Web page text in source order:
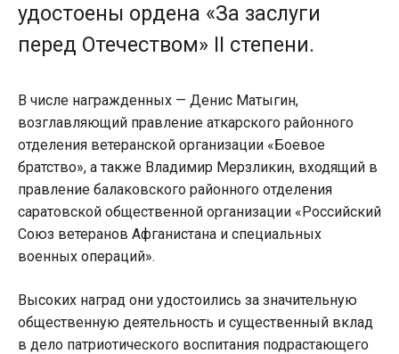
удостоены ордена «За заслуги
перед Отечеством» II степени.
В числе награжденных — Денис Матыгин,
возглавляющий правление аткарского районного
отделения ветеранской организации «Боевое
братство», а также Владимир Мерзликин, входящий в
правление балаковского районного отделения
саратовской общественной организации «Российский
Союз ветеранов Афганистана и специальных
военных операций».
Высоких наград они удостоились за значительную
общественную деятельность и существенный вклад
в дело патриотического воспитания подрастающего